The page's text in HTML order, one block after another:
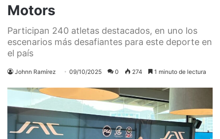
Motors
Participan 240 atletas destacados, en uno los
escenarios más desafiantes para este deporte en
el país
Johnn Ramírez 09/10/2025 0 274 1 minuto de lectura